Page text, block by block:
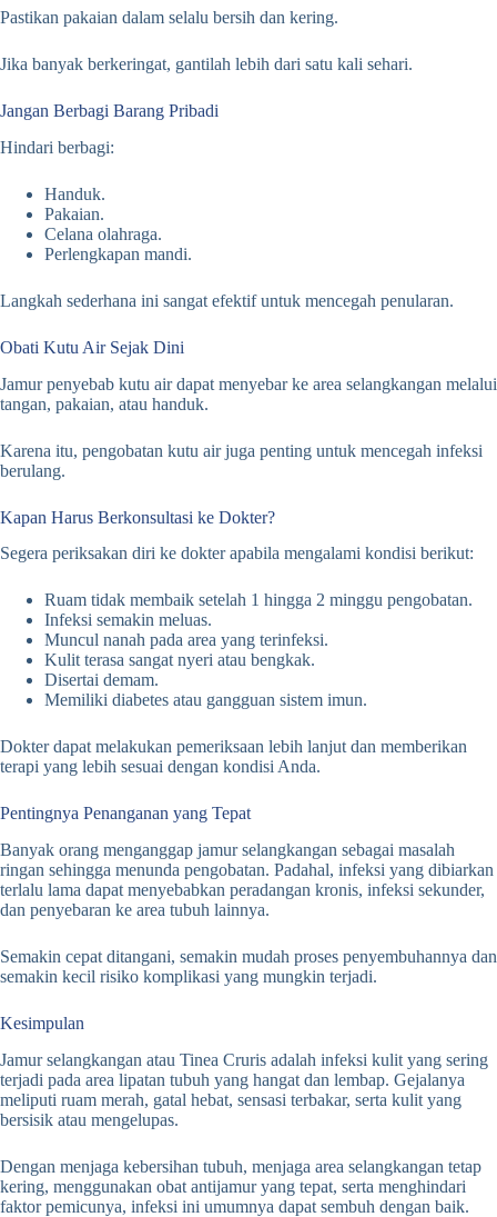
Pastikan pakaian dalam selalu bersih dan kering.
Jika banyak berkeringat, gantilah lebih dari satu kali sehari.
Jangan Berbagi Barang Pribadi
Hindari berbagi:
Handuk.
Pakaian.
Celana olahraga.
Perlengkapan mandi.
Langkah sederhana ini sangat efektif untuk mencegah penularan.
Obati Kutu Air Sejak Dini
Jamur penyebab kutu air dapat menyebar ke area selangkangan melalui
tangan, pakaian, atau handuk.
Karena itu, pengobatan kutu air juga penting untuk mencegah infeksi
berulang.
Kapan Harus Berkonsultasi ke Dokter?
Segera periksakan diri ke dokter apabila mengalami kondisi berikut:
Ruam tidak membaik setelah 1 hingga 2 minggu pengobatan.
Infeksi semakin meluas.
Muncul nanah pada area yang terinfeksi.
Kulit terasa sangat nyeri atau bengkak.
Disertai demam.
Memiliki diabetes atau gangguan sistem imun.
Dokter dapat melakukan pemeriksaan lebih lanjut dan memberikan
terapi yang lebih sesuai dengan kondisi Anda.
Pentingnya Penanganan yang Tepat
Banyak orang menganggap jamur selangkangan sebagai masalah
ringan sehingga menunda pengobatan. Padahal, infeksi yang dibiarkan
terlalu lama dapat menyebabkan peradangan kronis, infeksi sekunder,
dan penyebaran ke area tubuh lainnya.
Semakin cepat ditangani, semakin mudah proses penyembuhannya dan
semakin kecil risiko komplikasi yang mungkin terjadi.
Kesimpulan
Jamur selangkangan atau Tinea Cruris adalah infeksi kulit yang sering
terjadi pada area lipatan tubuh yang hangat dan lembap. Gejalanya
meliputi ruam merah, gatal hebat, sensasi terbakar, serta kulit yang
bersisik atau mengelupas.
Dengan menjaga kebersihan tubuh, menjaga area selangkangan tetap
kering, menggunakan obat antijamur yang tepat, serta menghindari
faktor pemicunya, infeksi ini umumnya dapat sembuh dengan baik.